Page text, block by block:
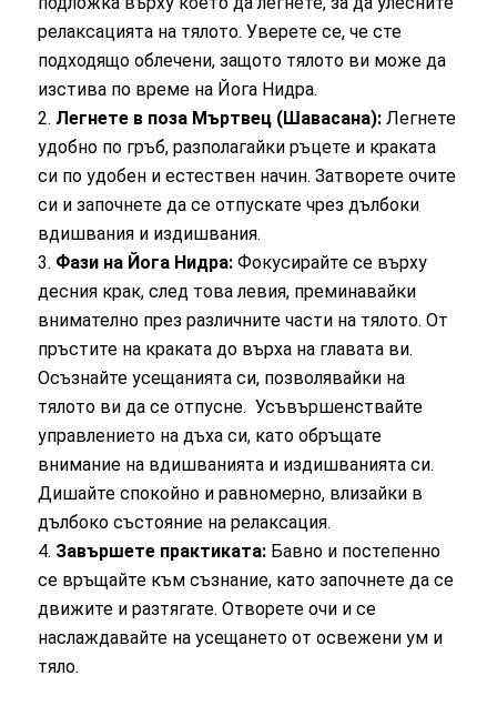
релаксацията на тялото. Уверете се, че сте
подходящо облечени, защото тялото ви може да
изстива по време на Йога Нидра.
Легнете в поза Мъртвец (Шавасана): Легнете
удобно по гръб, разполагайки ръцете и краката
си по удобен и естествен начин. Затворете очите
си и започнете да се отпускате чрез дълбоки
вдишвания и издишвания.
Фази на Йога Нидра: Фокусирайте се върху
десния крак, след това левия, преминавайки
внимателно през различните части на тялото. От
пръстите на краката до върха на главата ви.
Осъзнайте усещанията си, позволявайки на
тялото ви да се отпусне. Усъвършенствайте
управлението на дъха си, като обръщате
внимание на вдишванията и издишванията си.
Дишайте спокойно и равномерно, влизайки в
дълбоко състояние на релаксация.
Завършете практиката: Бавно и постепенно
се връщайте към съзнание, като започнете да се
движите и разтягате. Отворете очи и се
наслаждавайте на усещането от освежени ум и
тяло.